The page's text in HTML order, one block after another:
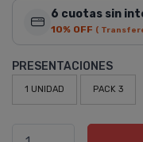
6 cuotas sin
10% OFF (
PRESENTACIONES
1 UNIDAD PACK 3